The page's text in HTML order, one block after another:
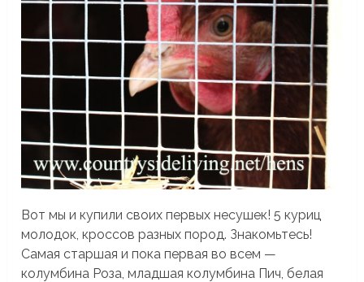
Вот мы и купили своих первых несушек! 5 куриц
молодок, кроссов разных пород. Знакомьтесь!
Самая старшая и пока первая во всем —
колумбина Роза, младшая колумбина Пич, белая